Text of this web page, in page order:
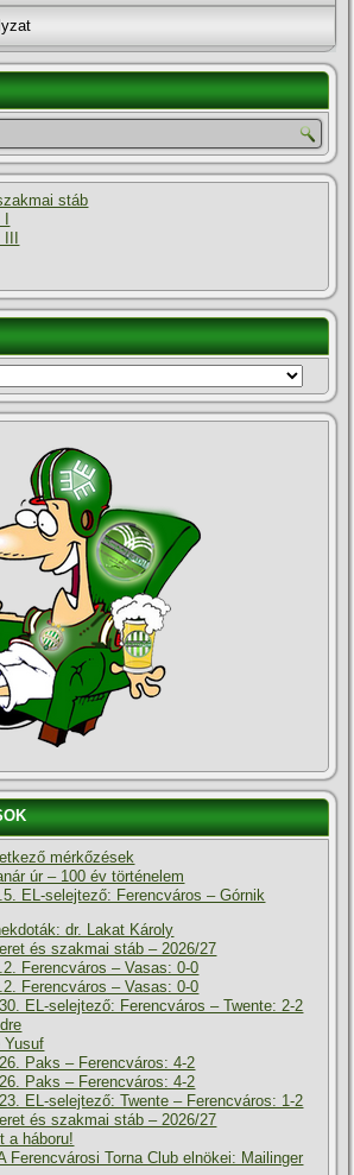
stáb
mérkőzések
úr – 100 év történelem
EL-selejtező: Ferencváros – Górnik
dr. Lakat Károly
és szakmai stáb – 2026/27
Ferencváros – Vasas: 0-0
Ferencváros – Vasas: 0-0
EL-selejtező: Ferencváros – Twente: 2-2
Yusuf
Paks – Ferencváros: 4-2
Paks – Ferencváros: 4-2
EL-selejtező: Twente – Ferencváros: 1-2
és szakmai stáb – 2026/27
a háboru!
Ferencvárosi Torna Club elnökei: Mailinger